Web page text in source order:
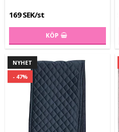
169 SEK/st
KÖP
NYHET
- 47%